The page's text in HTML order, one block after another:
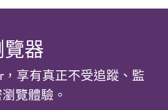
覽器
，享有真正不受追蹤、監
覽體驗。